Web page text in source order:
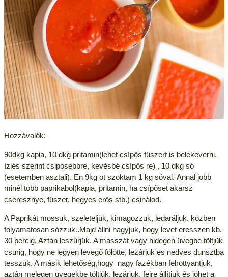
Hozzávalók:
90dkg kapia, 10 dkg pritamin(lehet csípős fűszert is belekeverni,
ízlés szerint csiposebbre, kevésbé csípős re) , 10 dkg só
(esetemben asztali). En 9kg ot szoktam 1 kg sóval. Annal jobb
minél több paprikabol(kapia, pritamin, ha csípőset akarsz
cseresznye, fűszer, hegyes erős stb.) csinálod.
A Paprikát mossuk, szeleteljük, kimagozzuk, ledaráljuk. közben
folyamatosan sózzuk..Majd állni hagyjuk, hogy levet eresszen kb.
30 percig. Aztán leszúrjük. A masszát vagy hidegen üvegbe töltjük
csurig, hogy ne legyen levegő fölötte, lezárjuk es nedves dunsztba
tesszük. A másik lehetőség,hogy nagy fazékban felrottyantjuk,
aztán melegen üvegekbe töltjük, lezárjuk, fejre állítjuk és jöhet a